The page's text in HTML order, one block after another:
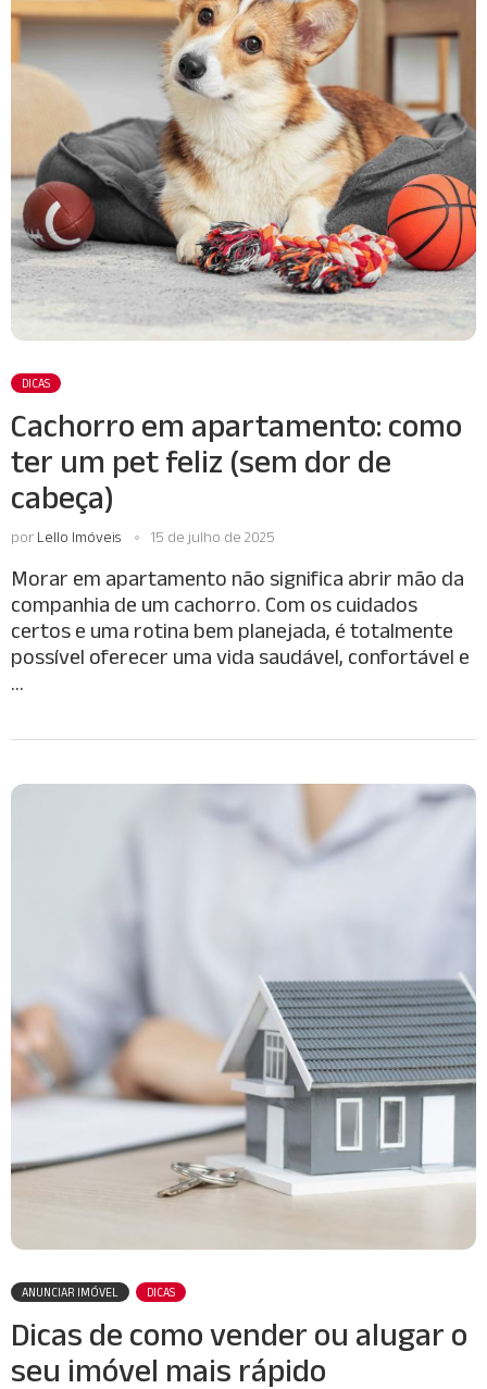
DICAS
Cachorro em apartamento: como
ter um pet feliz (sem dor de
cabeça)
por Lello Imóveis 15 de julho de 2025
Morar em apartamento não significa abrir mão da
companhia de um cachorro. Com os cuidados
certos e uma rotina bem planejada, é totalmente
possível oferecer uma vida saudável, confortável e
…
ANUNCIAR IMÓVEL DICAS
Dicas de como vender ou alugar o
seu imóvel mais rápido